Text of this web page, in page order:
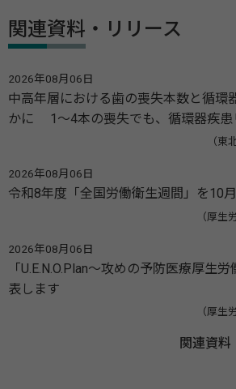
関連資料・リリース
2026年08月06日
中高年層における歯の喪失本数と循環
かに 1～4本の喪失でも、循環器疾患
（東
2026年08月06日
令和8年度「全国労働衛生週間」を10
（厚生
2026年08月06日
「U.E.N.O.Plan～攻めの予防医療厚生
表します
（厚生
関連資料